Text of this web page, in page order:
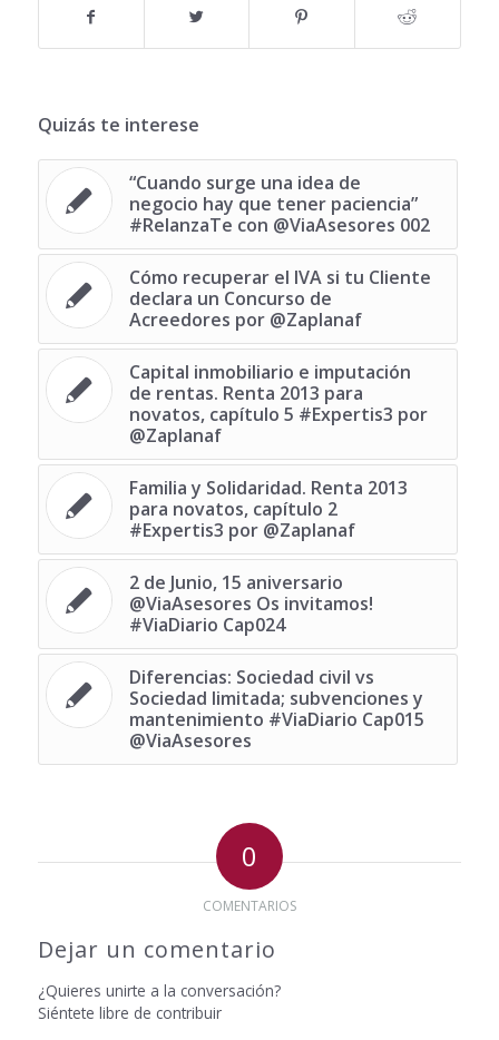
Quizás te interese
“Cuando surge una idea de
negocio hay que tener paciencia”
#RelanzaTe con @ViaAsesores 002
Cómo recuperar el IVA si tu Cliente
declara un Concurso de
Acreedores por @Zaplanaf
Capital inmobiliario e imputación
de rentas. Renta 2013 para
novatos, capítulo 5 #Expertis3 por
@Zaplanaf
Familia y Solidaridad. Renta 2013
para novatos, capítulo 2
#Expertis3 por @Zaplanaf
2 de Junio, 15 aniversario
@ViaAsesores Os invitamos!
#ViaDiario Cap024
Diferencias: Sociedad civil vs
Sociedad limitada; subvenciones y
mantenimiento #ViaDiario Cap015
@ViaAsesores
0
COMENTARIOS
Dejar un comentario
¿Quieres unirte a la conversación?
Siéntete libre de contribuir